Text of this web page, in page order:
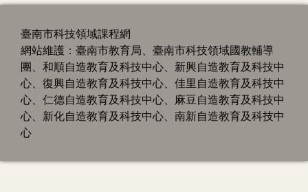
臺南市科技領域課程網
網站維護：臺南市教育局、臺南市科技領域國教輔導
團、和順自造教育及科技中心、新興自造教育及科技中
心、復興自造教育及科技中心、佳里自造教育及科技中
心、仁德自造教育及科技中心、麻豆自造教育及科技中
心、新化自造教育及科技中心、南新自造教育及科技中
心